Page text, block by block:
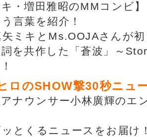
キ・増田雅昭のMMコンビ
言葉を紹介！
矢ミキとMs.OOJAさんが
を共作した「蒼波」～
ロのSHOW撃30秒ニュ
ナウンサー小林廣輝のエ
とくるニュースをお届け